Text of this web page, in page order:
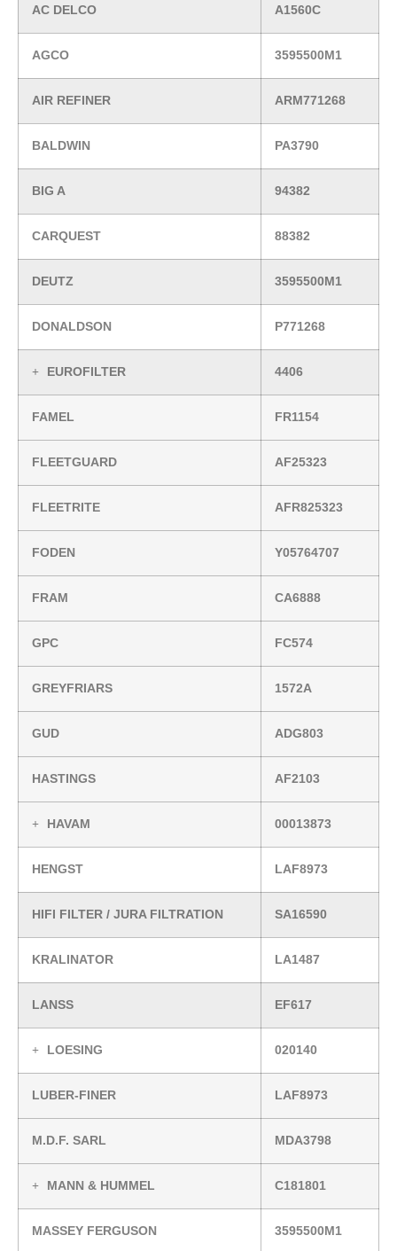
AC DELCO A1560C
AGCO 3595500M1
AIR REFINER ARM771268
BALDWIN PA3790
BIG A 94382
CARQUEST 88382
DEUTZ 3595500M1
DONALDSON P771268
EUROFILTER 4406
FAMEL FR1154
FLEETGUARD AF25323
FLEETRITE AFR825323
FODEN Y05764707
FRAM CA6888
GPC FC574
GREYFRIARS 1572A
GUD ADG803
HASTINGS AF2103
HAVAM 00013873
HENGST LAF8973
HIFI FILTER / JURA FILTRATION SA16590
KRALINATOR LA1487
LANSS EF617
LOESING 020140
LUBER-FINER LAF8973
M.D.F. SARL MDA3798
MANN & HUMMEL C181801
MASSEY FERGUSON 3595500M1